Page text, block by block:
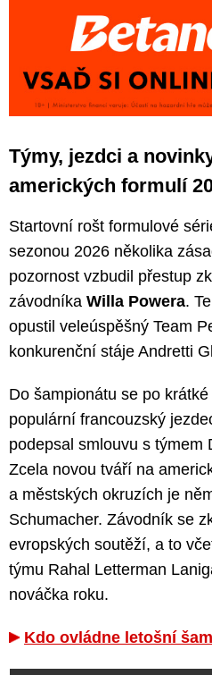
Týmy, jezdci a
amerických formulí
Startovní rošt formulové
sezonou 2026 několika
pozornost vzbudil přestup
závodníka Willa Powera.
opustil veleúspěšný Team
konkurenční stáje Andretti
Do šampionátu se po
populární francouzský
podepsal smlouvu s týmem
Zcela novou tváří na
a městských okruzích je
Schumacher. Závodník se
evropských soutěží, a to
týmu Rahal Letterman
nováčka roku.
Kdo ovládne letošní